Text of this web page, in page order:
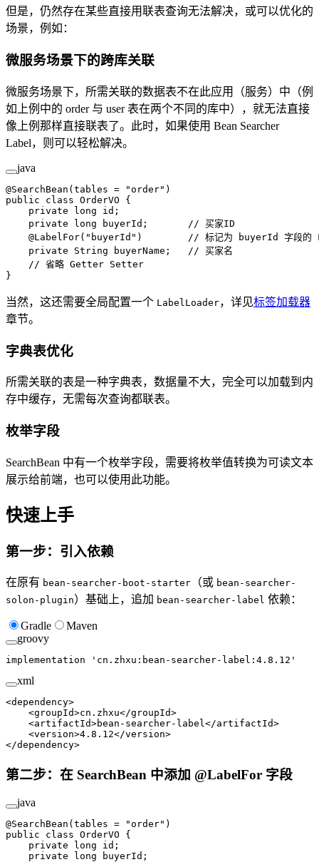
但是，仍然存在某些直接用联表查询无法解决，或可以优化的
场景，例如：
微服务场景下的跨库关联
微服务场景下，所需关联的数据表不在此应用（服务）中（例
如上例中的 order 与 user 表在两个不同的库中），就无法直接
像上例那样直接联表了。此时，如果使用 Bean Searcher
Label，则可以轻松解决。
java
@SearchBean ( tables = "order" )
public class OrderVO {
    private
long id;
    private
long buyerId;
// 买家ID
    @
LabelFor( "buyerId" )
// 标记为 buyerId 字段的
    private
String buyerName;
// 买家名
    // 省略 Getter Setter
}
当然，这还需要全局配置一个 LabelLoader，详见标签加载器
章节。
字典表优化
所需关联的表是一种字典表，数据量不大，完全可以加载到内
存中缓存，无需每次查询都联表。
枚举字段
SearchBean 中有一个枚举字段，需要将枚举值转换为可读文本
展示给前端，也可以使用此功能。
快速上手
第一步：引入依赖
在原有 bean-searcher-boot-starter （或 bean-searcher-
solon-plugin）基础上，追加 bean-searcher-label 依赖：
Gradle
Maven
groovy
implementation 'cn.zhxu:bean-searcher-label:4.8.12'
xml
<dependency>
    <
groupId>cn.zhxu</groupId>
    <
artifactId>bean-searcher-label</artifactId>
    <
version>4.8.12</version>
</dependency>
第二步：在 SearchBean 中添加 @LabelFor 字段
java
@SearchBean (tables = "order" )
public class OrderVO {
    private
long id;
    private
long buyerId;